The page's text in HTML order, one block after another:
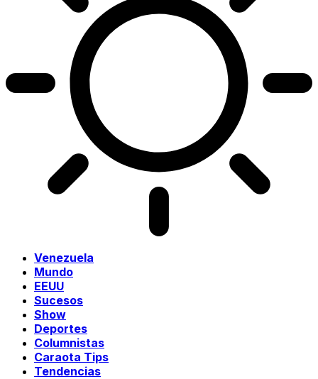
Venezuela
Mundo
EEUU
Sucesos
Show
Deportes
Columnistas
Caraota Tips
Tendencias